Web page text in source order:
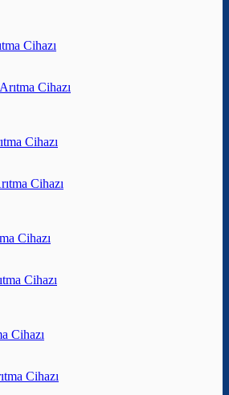
Cihazı
Cihazı
Cihazı
Cihazı